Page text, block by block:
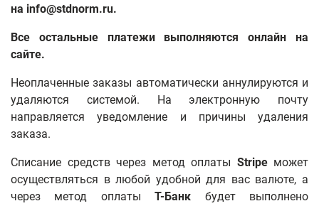
на info@stdnorm.ru.
Все остальные платежи выполняются онлайн на
сайте.
Неоплаченные заказы автоматически аннулируются и
удаляются системой. На электронную почту
направляется уведомление и причины удаления
заказа.
Списание средств через метод оплаты Stripeможет
осуществляться в любой удобной для вас валюте, а
через метод оплатыT-Банк будет выполнено